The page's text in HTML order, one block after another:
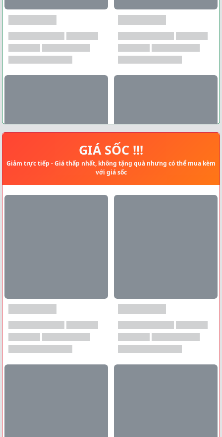
GIÁ SỐC !!!
Giảm trực tiếp - Giá thấp nhất, không tặng quà nhưng có thể mua kèm
với giá sốc